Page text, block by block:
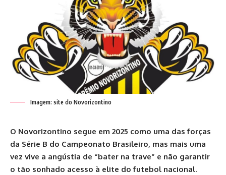
Imagem: site do Novorizontino
O Novorizontino segue em 2025 como uma das forças
da Série B do Campeonato Brasileiro, mas mais uma
vez vive a angústia de “bater na trave” e não garantir
o tão sonhado acesso à elite do futebol nacional.